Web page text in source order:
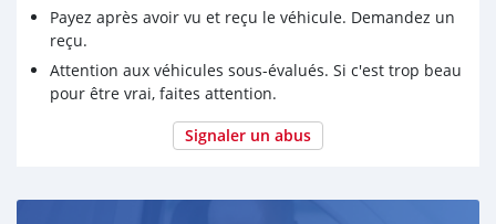
Payez après avoir vu et reçu le véhicule. Demandez un
reçu.
Attention aux véhicules sous-évalués. Si c'est trop beau
pour être vrai, faites attention.
Signaler un abus